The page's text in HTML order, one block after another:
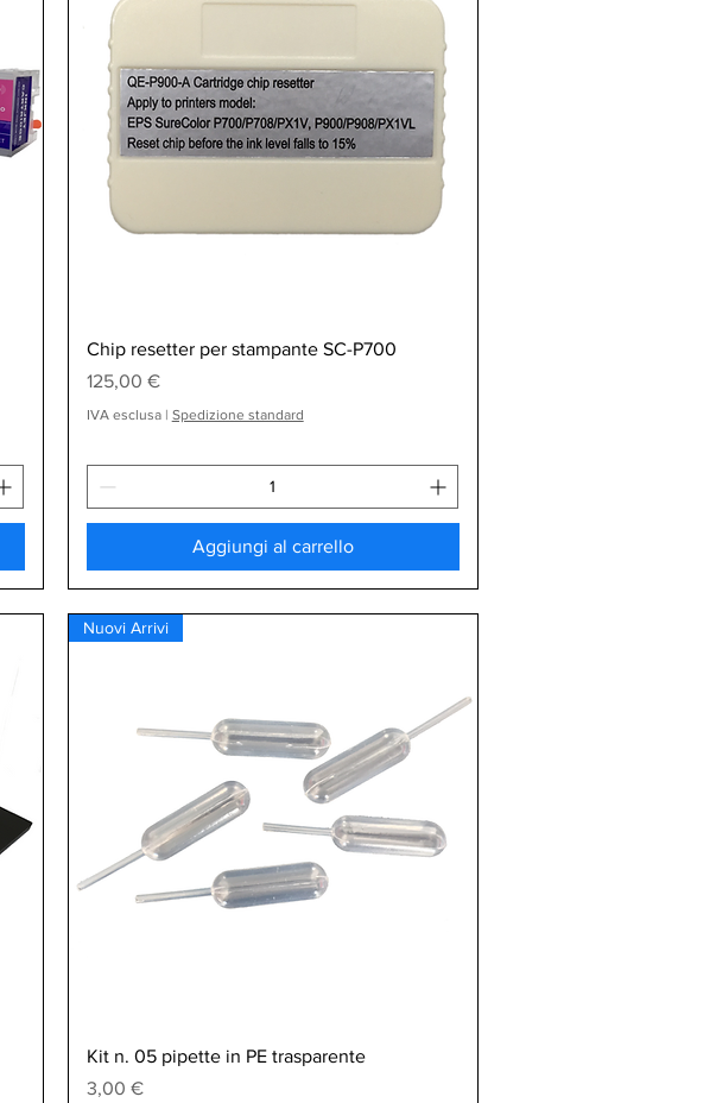
Vista rapida
Chip resetter per stampante SC-P700
Prezzo
125,00 €
IVA esclusa| Spedizione standard
Aggiungi al carrello
Vista rapida
Nuovi Arrivi
Kit n. 05 pipette in PE trasparente
Prezzo
3,00 €